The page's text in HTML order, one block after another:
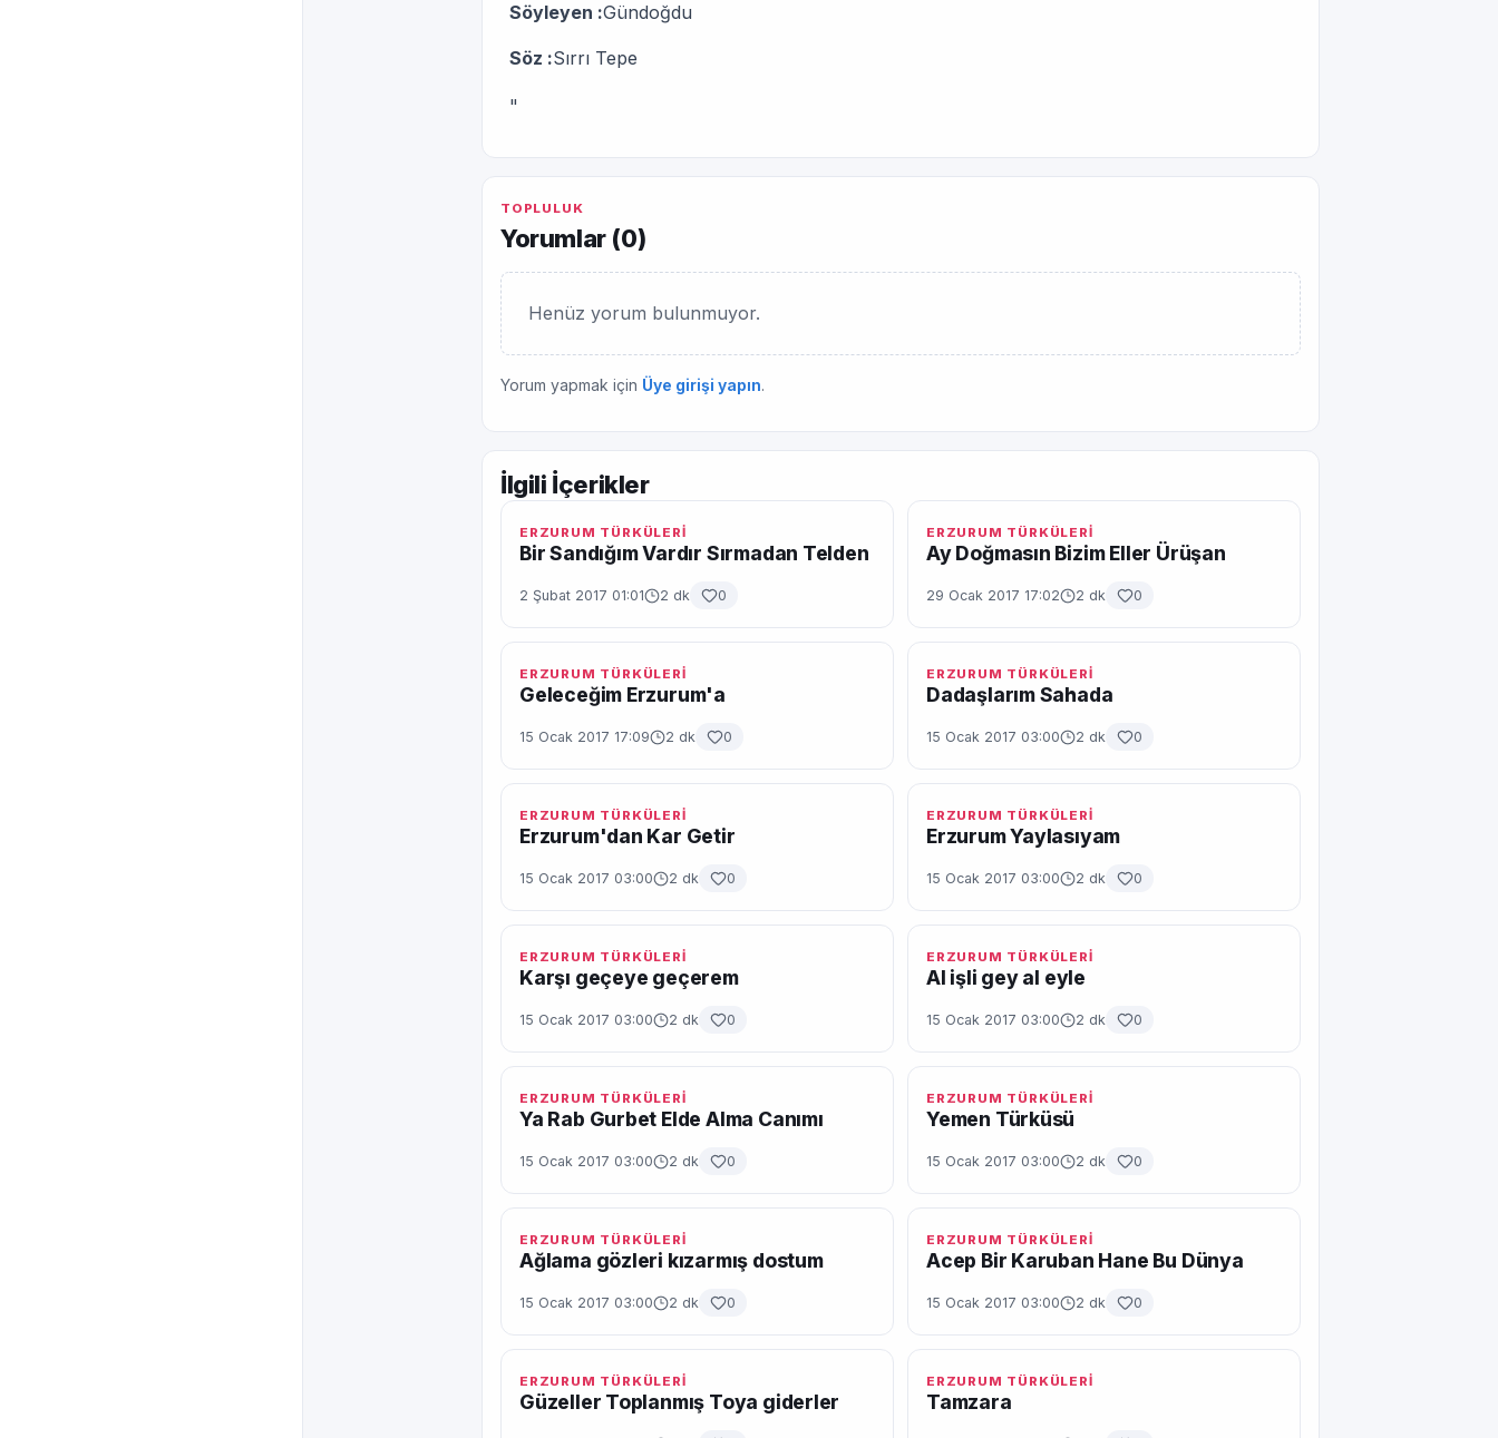
Söyleyen :Gündoğdu
Söz :Sırrı Tepe
"
TOPLULUK
Yorumlar (0)
Henüz yorum bulunmuyor.
Yorum yapmak için Üye girişi yapın.
İlgili İçerikler
ERZURUM TÜRKÜLERİ
Bir Sandığım Vardır Sırmadan Telden
2 Şubat 2017 01:01 2 dk 0
ERZURUM TÜRKÜLERİ
Ay Doğmasın Bizim Eller Ürüşan
29 Ocak 2017 17:02 2 dk 0
ERZURUM TÜRKÜLERİ
Geleceğim Erzurum'a
15 Ocak 2017 17:09 2 dk 0
ERZURUM TÜRKÜLERİ
Dadaşlarım Sahada
15 Ocak 2017 03:00 2 dk 0
ERZURUM TÜRKÜLERİ
Erzurum'dan Kar Getir
15 Ocak 2017 03:00 2 dk 0
ERZURUM TÜRKÜLERİ
Erzurum Yaylasıyam
15 Ocak 2017 03:00 2 dk 0
ERZURUM TÜRKÜLERİ
Karşı geçeye geçerem
15 Ocak 2017 03:00 2 dk 0
ERZURUM TÜRKÜLERİ
Al işli gey al eyle
15 Ocak 2017 03:00 2 dk 0
ERZURUM TÜRKÜLERİ
Ya Rab Gurbet Elde Alma Canımı
15 Ocak 2017 03:00 2 dk 0
ERZURUM TÜRKÜLERİ
Yemen Türküsü
15 Ocak 2017 03:00 2 dk 0
ERZURUM TÜRKÜLERİ
Ağlama gözleri kızarmış dostum
15 Ocak 2017 03:00 2 dk 0
ERZURUM TÜRKÜLERİ
Acep Bir Karuban Hane Bu Dünya
15 Ocak 2017 03:00 2 dk 0
ERZURUM TÜRKÜLERİ
Güzeller Toplanmış Toya giderler
ERZURUM TÜRKÜLERİ
Tamzara